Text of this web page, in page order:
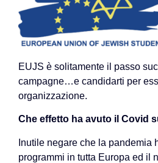
EUJS è solitamente il passo
campagne…e candidarti per
organizzazione.
Che effetto ha avuto il Covid
Inutile negare che la
programmi in tutta Europa ed il